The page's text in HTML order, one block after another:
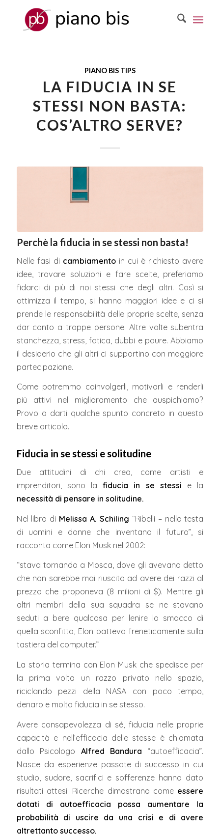
PIANO BIS TIPS
LA FIDUCIA IN SE
STESSI NON BASTA:
COS’ALTRO SERVE?
Perchè la fiducia in se stessi non basta!
Nelle fasi di cambiamentoin cui è richiesto avere
idee, trovare soluzioni e fare scelte, preferiamo
fidarci di più di noi stessi che degli altri. Così si
ottimizza il tempo, si hanno maggiori idee e ci si
prende le responsabilità delle proprie scelte, senza
dar conto a troppe persone. Altre volte subentra
stanchezza, stress, fatica, dubbi e paure. Abbiamo
il desiderio che gli altri ci supportino con maggiore
partecipazione.
Come potremmo coinvolgerli, motivarli e renderli
più attivi nel miglioramento che auspichiamo?
Provo a darti qualche spunto concreto in questo
breve articolo.
Fiducia in se stessi e solitudine
Due attitudini di chi crea, come artisti e
imprenditori, sono la fiducia in se stessi e la
necessità di pensare in solitudine.
Nel libro di Melissa A. Schiling “Ribelli – nella testa
di uomini e donne che inventano il futuro”, si
racconta come Elon Musk nel 2002:
“stava tornando a Mosca, dove gli avevano detto
che non sarebbe mai riuscito ad avere dei razzi al
prezzo che proponeva (8 milioni di $). Mentre gli
altri membri della sua squadra se ne stavano
seduti a bere qualcosa per lenire lo smacco di
quella sconfitta, Elon batteva freneticamente sulla
tastiera del computer.”
La storia termina con Elon Musk che spedisce per
la prima volta un razzo privato nello spazio,
riciclando pezzi della NASA con poco tempo,
denaro e molta fiducia in se stesso.
Avere consapevolezza di sé, fiducia nelle proprie
capacità e nell’efficacia delle stesse è chiamata
dallo Psicologo Alfred Bandura “autoefficacia”.
Nasce da esperienze passate di successo in cui
studio, sudore, sacrifici e sofferenze hanno dato
risultati attesi. Ricerche dimostrano come essere
dotati di autoefficacia possa aumentare la
probabilità di uscire da una crisi e di avere
altrettanto successo.